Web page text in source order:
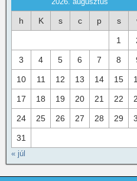
h K s c p s
1
3 4 5 6 7 8
10 11 12 13 14 15
17 18 19 20 21 22
24 25 26 27 28 29
31
« júl